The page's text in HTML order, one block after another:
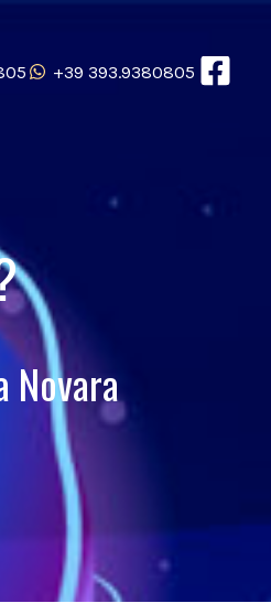
+39 393.9380805
Novara